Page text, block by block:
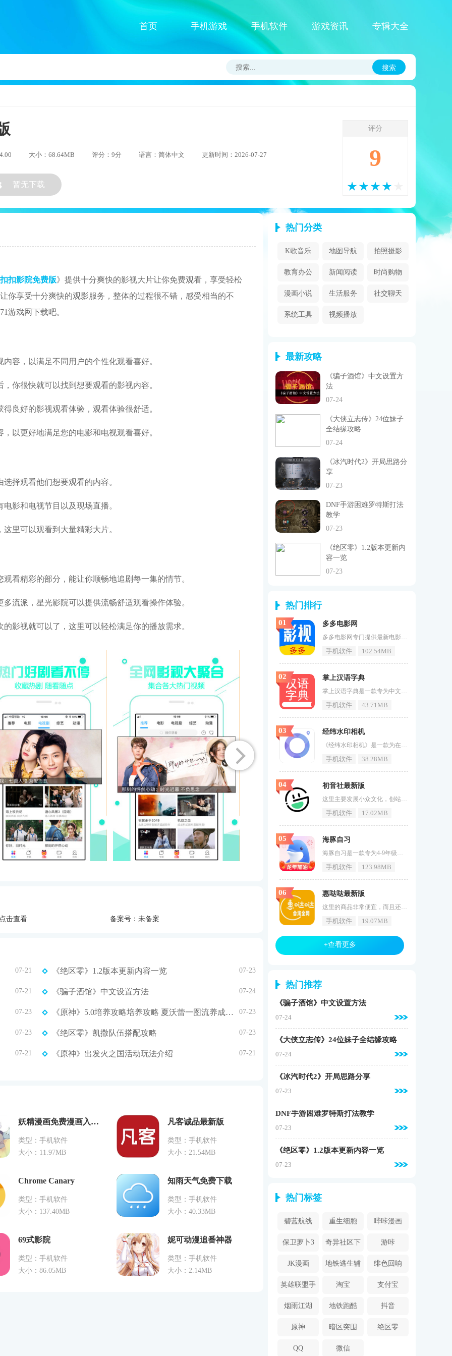
首页 手机游戏 手机软件 游戏资讯 专辑大全
搜索
大小：68.64MB 评分：9分 语言：简体中文 更新时间：2026-07-27
评分
9
扣扣影院免费版》提供十分爽快的影视大片让你免费观看，享受轻松
你享受十分爽快的观影服务，整体的过程很不错，感受相当的不
游戏网下载吧。
容，以满足不同用户的个性化观看喜好。
你很快就可以找到想要观看的影视内容。
良好的影视观看体验，观看体验很舒适。
以更好地满足您的电影和电视观看喜好。
择观看他们想要观看的内容。
影和电视节目以及现场直播。
里可以观看到大量精彩大片。
看精彩的部分，能让你顺畅地追剧每一集的情节。
流派，星光影院可以提供流畅舒适观看操作体验。
影视就可以了，这里可以轻松满足你的播放需求。
击查看 备案号：未备案
07-21 《绝区零》1.2版本更新内容一览 07-23
07-21 《骗子酒馆》中文设置方法 07-24
07-23 《原神》5.0培养攻略培养攻略 夏沃蕾一图流养成攻略 07-23
07-23 《绝区零》凯撒队伍搭配攻略 07-23
07-21 《原神》出发火之国活动玩法介绍 07-21
妖精漫画免费漫画入口无页面弹窗
类型：手机软件
大小：11.97MB
凡客诚品最新版
类型：手机软件
大小：21.54MB
Chrome Canary
类型：手机软件
大小：137.40MB
知雨天气免费下载
类型：手机软件
大小：40.33MB
69式影院
类型：手机软件
大小：86.05MB
妮可动漫追番神器
类型：手机软件
大小：2.14MB
热门分类
K歌音乐 地图导航 拍照摄影
教育办公 新闻阅读 时尚购物
漫画小说 生活服务 社交聊天
系统工具 视频播放
最新攻略
《骗子酒馆》中文设置方
法
07-24
《大侠立志传》24位妹子
全结缘攻略
07-24
《冰汽时代2》开局思路分
享
07-23
DNF手游困难罗特斯打法
教学
07-23
《绝区零》1.2版本更新内
容一览
07-23
热门排行
多多电影网
多多电影网专门提供最新电影、电视剧、综艺节目以及动漫资源的手机应用程序，你想看的漫画这里都为大家准备好了，更新速度快，可以第一时间更新最新的电影、电视剧和综艺，不会浪费你的时间，用户可以轻松找到自己想看的电影和电视剧。多多电影网在你观影的时候没有广告打扰你1、在手机没有网络连接的情况下，离线下载的电影和电视剧可以在任何时间任何地点观看，不受网络限制。2、在网络视频软件中，您可以发现所有视频作品均为超高清，且无广告和会员限制。3、所有的影视节目都可以直接观看，不用担心观
手机软件 102.54MB
01
掌上汉语字典
掌上汉语字典是一款专为中文学习者设计的实用性汉字查询软件。它集合了拼音、笔画、部首等多种查询方式，能够迅速满足用户在日常生活中遇到的各种汉字查询需求。这款APP不仅收录了超过3万个汉字，涵盖了现代汉语通用字、常用字、文言用字及生僻字，还提供了标准读音播放、人声朗读等功能，帮助用户准确掌握汉字发音。掌上汉语字典还具备模糊搜索功能，用户可以通过输入汉字的拼音、注音、五笔等编码进行快速检索，大大提高了查询效率。其界面设计简洁明了，操作便捷，使得用户能够轻松上手。掌上汉语字典软件风
手机软件 43.71MB
02
经纬水印相机
《经纬水印相机》是一款为在线添加水印的手机软件，在这个软件中，你可以看到这个软件的与众不同，大家可以把每个地方拿出来，拿出手机打开软件查一下该区域，然后就可以显示拍摄时间了，里面有位置信息等等都可以看到，软件功能极其的丰富的。经纬水印相机介绍1、现在拍摄，通过现场不同的风景，可以看到里面的内容更多，也得到了很多的观看和使用。2、经纬水印相机软件考勤，也可以考勤，大家可以看到自己的考勤信息，这是非常的方便的。3、攻略管理，配合不同的工程方法，让大家通过软件有很好的体验和
手机软件 38.28MB
03
初音社最新版
这里主要发展小众文化，创站者是初音未来的忠实粉丝，还有着几位管理员用爱发电。《初音社最新版》我们这里的人都非常喜欢初音，所以这里的初音未来漫画最多、最全，喜欢的用户快来游戏窝手游网下载使用吧！初音社最新版介绍优质的线上漫画阅读软件，在这里有着丰富多彩的类型，在手机上快速了解全部的内容，也是大家一直想要的，除了大量精彩作品免费提供之外，更多的是对于其他阅读设置功能的体验，一键就能拥有不错的享受，任何时候都能很好的完成使用。初音社最新版亮点可获得海量个性化推荐，帮助寻找优
手机软件 17.02MB
04
海豚自习
海豚自习是一款专为4-9年级学生量身定制的学习软件。通过与学校教材和学习进度同步的课程和资料，帮助学生系统学习知识。软件采用沉浸式互动动画，让学习变得有趣，提高学生的参与感。定制自学路径功能可以根据学生的个人掌握情况生成专属的学习路径，帮助学生高效学习。软件还提供清单清单、月历查看和桌面提醒小部件等实用工具，帮助学生进行时间管理和任务安排。海豚自习软件内容1、海豚自习是一款专为4-9年级学生设计的学习软件，提供与学校教材和学习进度同步的课程和资料。2、软件采用沉浸
手机软件 123.98MB
05
惠哒哒最新版
这里的商品非常便宜，而且还都是质量有保障的，经过平台审核过的。《惠哒哒最新版》还有着买家评论，保证都是真人，通过评论你就可以知道这个商品好不好了，也可以与买家聊聊，让你可以更具体的告诉你详细的信息。惠哒哒最新版介绍惠哒哒app是一个针对广大的消费者开发的自购省钱应用，用户可以使用这款软件查看最新的商品推荐，同时为消费者提供了海量的内部优惠券，同时分享商品还可以获得高额返利，让你买的越多，省的越多。惠哒哒最新版亮点自然裂变，被动膨胀由于平台代理模式的设计，用户和用户可
手机软件 19.07MB
06
+查看更多
热门推荐
《骗子酒馆》中文设置方法
07-24
《大侠立志传》24位妹子全结缘攻略
07-24
《冰汽时代2》开局思路分享
07-23
DNF手游困难罗特斯打法教学
07-23
《绝区零》1.2版本更新内容一览
07-23
热门标签
碧蓝航线 重生细胞 哔咔漫画
2024
保卫萝卜3 奇异社区下
载安装
游咔
JK漫画 地铁逃生辅
助器
绯色回响
英雄联盟手
游
淘宝 支付宝
烟雨江湖 地铁跑酷 抖音
原神 暗区突围 绝区零
QQ 微信